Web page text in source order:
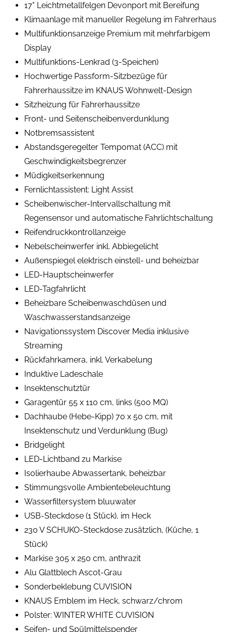
17" Leichtmetallfelgen Devonport mit Bereifung
Klimaanlage mit manueller Regelung im Fahrerhaus
Multifunktionsanzeige Premium mit mehrfarbigem
Display
Multifunktions-Lenkrad (3-Speichen)
Hochwertige Passform-Sitzbezüge für
Fahrerhaussitze im KNAUS Wohnwelt-Design
Sitzheizung für Fahrerhaussitze
Front- und Seitenscheibenverdunklung
Notbremsassistent
Abstandsgeregelter Tempomat (ACC) mit
Geschwindigkeitsbegrenzer
Müdigkeitserkennung
Fernlichtassistent: Light Assist
Scheibenwischer-Intervallschaltung mit
Regensensor und automatische Fahrlichtschaltung
Reifendruckkontrollanzeige
Nebelscheinwerfer inkl. Abbiegelicht
Außenspiegel elektrisch einstell- und beheizbar
LED-Hauptscheinwerfer
LED-Tagfahrlicht
Beheizbare Scheibenwaschdüsen und
Waschwasserstandsanzeige
Navigationssystem Discover Media inklusive
Streaming
Rückfahrkamera, inkl. Verkabelung
Induktive Ladeschale
Insektenschutztür
Garagentür 55 x 110 cm, links (500 MQ)
Dachhaube (Hebe-Kipp) 70 x 50 cm, mit
Insektenschutz und Verdunklung (Bug)
Bridgelight
LED-Lichtband zu Markise
Isolierhaube Abwassertank, beheizbar
Stimmungsvolle Ambientebeleuchtung
Wasserfiltersystem bluuwater
USB-Steckdose (1 Stück), im Heck
230 V SCHUKO-Steckdose zusätzlich, (Küche, 1
Stück)
Markise 305 x 250 cm, anthrazit
Alu Glattblech Ascot-Grau
Sonderbeklebung CUVISION
KNAUS Emblem im Heck, schwarz/chrom
Polster: WINTER WHITE CUVISION
Seifen- und Spülmittelspender